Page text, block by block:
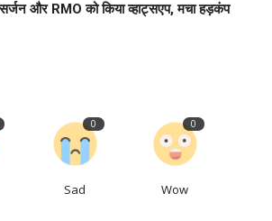
सर्जन और RMO को किया व्हाट्सएप, मचा हड़कंप
0
Sad
0
Wow